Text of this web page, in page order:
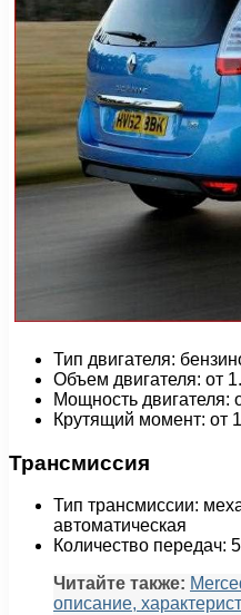
Тип двигателя:
Объем двигателя: от
Мощность двигателя:
Крутящий момент: от
Трансмиссия
Тип трансмиссии:
автоматическая
Количество передач:
Читайте также:
описание,